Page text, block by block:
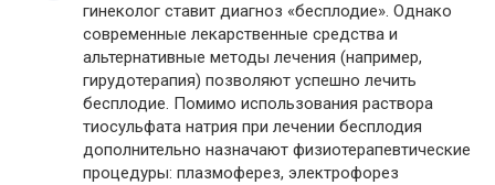
гинеколог ставит диагноз «бесплодие». Однако
современные лекарственные средства и
альтернативные методы лечения (например,
гирудотерапия) позволяют успешно лечить
бесплодие. Помимо использования раствора
тиосульфата натрия при лечении бесплодия
дополнительно назначают физиотерапевтические
процедуры: плазмоферез, электрофорез